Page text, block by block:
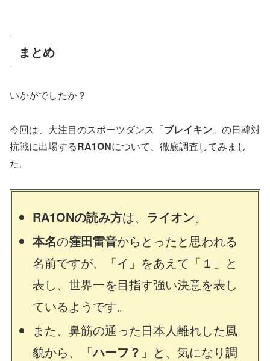
まとめ
いかがでしたか？
今回は、大注目のスポーツダンス「ブレイキン 」の日韓対
抗戦に出場するRA1ONについて、徹底調査してみまし
た。
RA1ONの読み方は、 ライオン。
本名の窪田雷音からとったと思われる
名前ですが、「イ」をあえて「１」と
表し、世界一を目指す強い決意を表し
ているようです。
また、鼻筋の通った日本人離れした風
貌から、「ハーフ？ 」と、気になり調